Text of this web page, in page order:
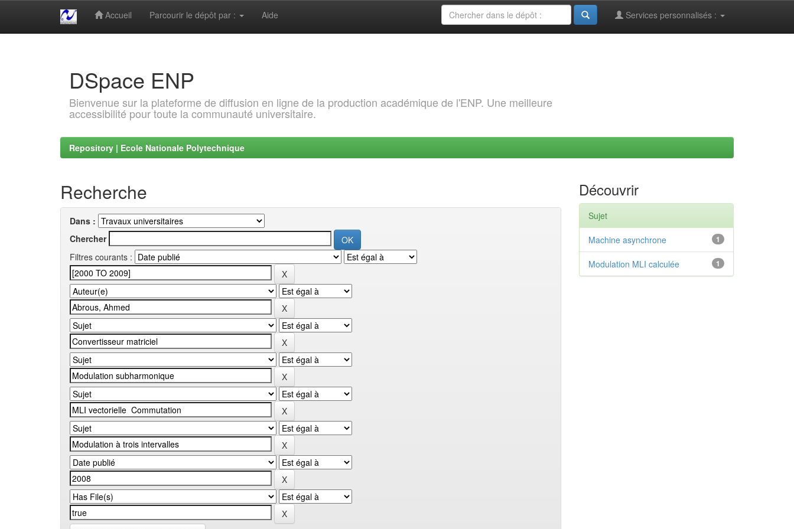
Accueil Parcourir le dépôt par : Aide Services personnalisés :
DSpace ENP
Bienvenue sur la plateforme de diffusion en ligne de la production académique de l'ENP. Une meilleure
accessibilité pour toute la communauté universitaire.
Repository | Ecole Nationale Polytechnique
Recherche
Dans :
Chercher
Filtres courants :
Découvrir
Sujet
1
Machine asynchrone
1
Modulation MLI calculée